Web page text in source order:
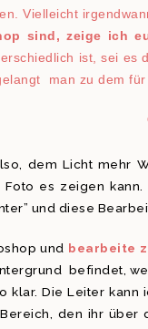
Vielleicht
sind, zeige ich
ist, sei es
man zu dem
dem Licht mehr
es zeigen
und diese
und bearbeite
befindet,
klar. Die Leiter kann
den ihr